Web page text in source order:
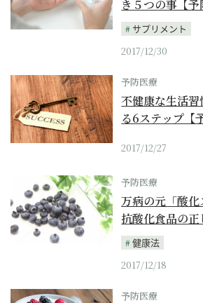
き５つの事【
サプリメント
2017/12/30
予防医療
不健康な生活
る6ステップ【
2017/12/27
予防医療
万病の元「酸化
抗酸化食品の
健康法
2017/12/18
予防医療